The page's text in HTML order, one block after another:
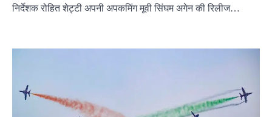
निर्देशक रोहित शेट्टी अपनी अपकमिंग मूवी सिंघम अगेन की रिलीज…